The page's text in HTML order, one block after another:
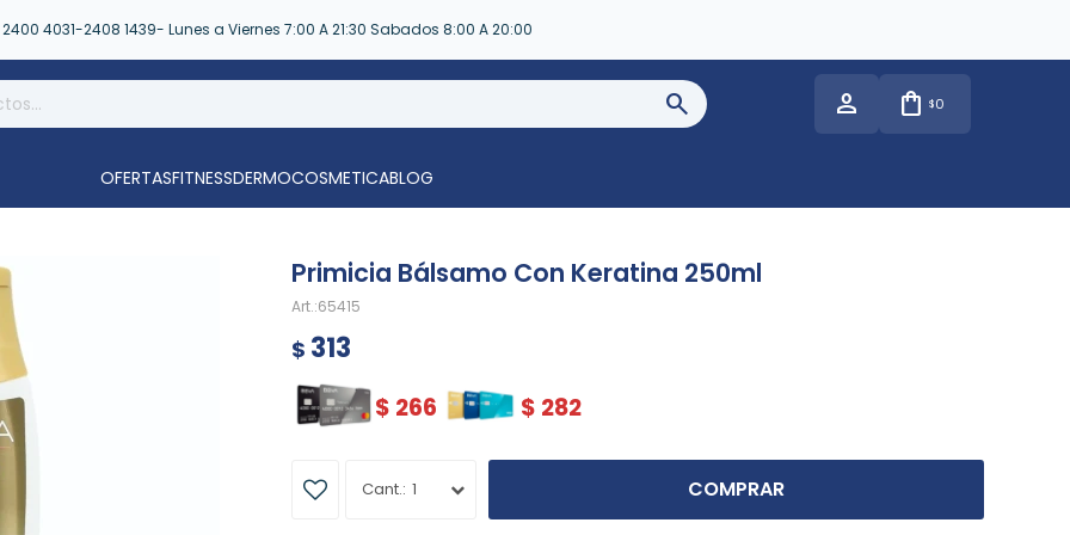
2400 4031-2408 1439- Lunes a Viernes 7:00 A 21:30 Sabados 8:00 A 20:00
$0
OFERTASFITNESSDERMOCOSMETICABLOG
Primicia Bálsamo Con Keratina 250ml
65415
$ 313
$ 266 $ 282
1 COMPRAR